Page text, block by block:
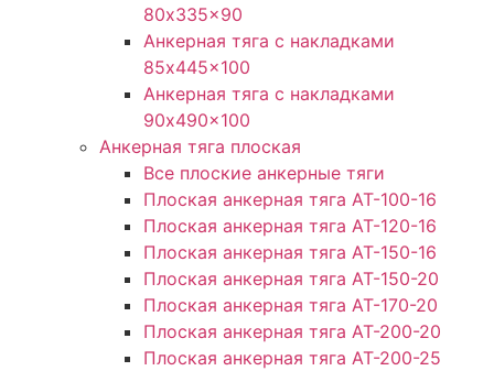
80x335x90
Анкерная тяга с накладками
85x445x100
Анкерная тяга с накладками
90x490x100
Анкерная тяга плоская
Все плоские анкерные тяги
Плоская анкерная тяга АТ-100-16
Плоская анкерная тяга АТ-120-16
Плоская анкерная тяга АТ-150-16
Плоская анкерная тяга АТ-150-20
Плоская анкерная тяга АТ-170-20
Плоская анкерная тяга АТ-200-20
Плоская анкерная тяга АТ-200-25